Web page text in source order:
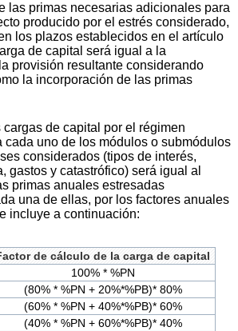
las primas necesarias adicionales para
producido por el estrés considerado,
los plazos establecidos en el artículo
de capital será igual a la
provisión resultante considerando
la incorporación de las primas
cargas de capital por el régimen
cada uno de los módulos o submódulos
considerados (tipos de interés,
gastos y catastrófico) será igual al
primas anuales estresadas
una de ellas, por los factores anuales
incluye a continuación:
de cálculo de la carga de capital
100% * %PN
(80% * %PN + 20%*%PB)* 80%
(60% * %PN + 40%*%PB)* 60%
(40% * %PN + 60%*%PB)* 40%